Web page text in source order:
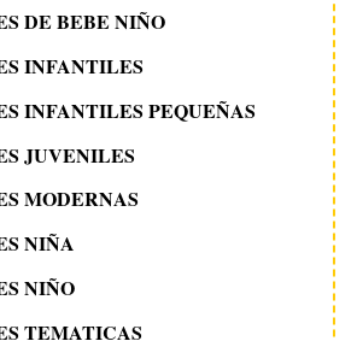
DE BEBE NIÑO
INFANTILES
INFANTILES PEQUEÑAS
JUVENILES
MODERNAS
NIÑA
NIÑO
TEMATICAS